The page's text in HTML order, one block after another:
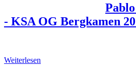
- KSA OG Bergkamen
Weiterlesen